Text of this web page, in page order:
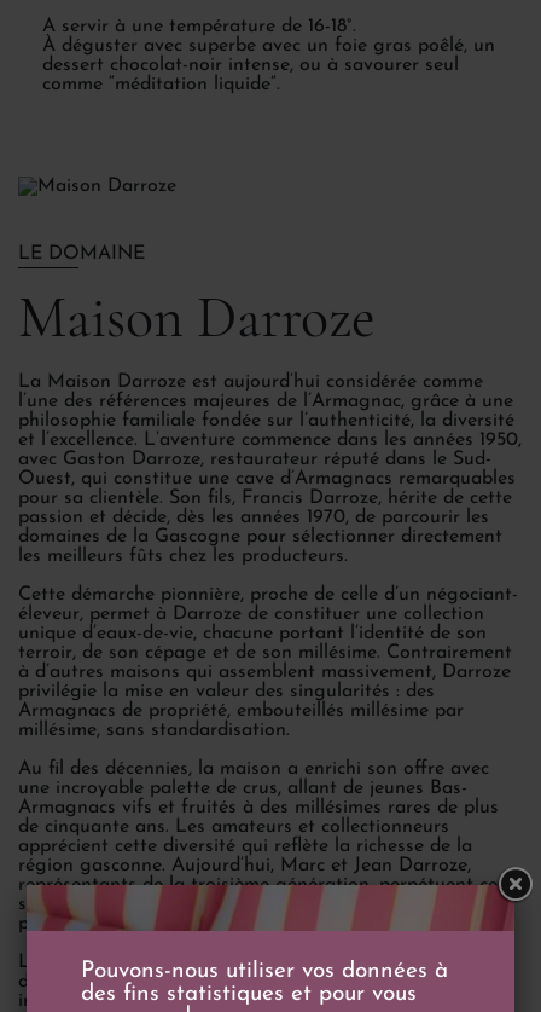
A servir à une température de 16-18°.
À déguster avec superbe avec un foie gras poêlé, un
dessert chocolat-noir intense, ou à savourer seul
comme “méditation liquide”.
LE DOMAINE
Maison Darroze
La Maison Darroze est aujourd’hui considérée comme
l’une des références majeures de l’Armagnac, grâce à une
philosophie familiale fondée sur l’authenticité, la diversité
et l’excellence. L’aventure commence dans les années 1950,
avec Gaston Darroze, restaurateur réputé dans le Sud-
Ouest, qui constitue une cave d’Armagnacs remarquables
pour sa clientèle. Son fils, Francis Darroze, hérite de cette
passion et décide, dès les années 1970, de parcourir les
domaines de la Gascogne pour sélectionner directement
les meilleurs fûts chez les producteurs.
Cette démarche pionnière, proche de celle d’un négociant-
éleveur, permet à Darroze de constituer une collection
unique d’eaux-de-vie, chacune portant l’identité de son
terroir, de son cépage et de son millésime. Contrairement
à d’autres maisons qui assemblent massivement, Darroze
privilégie la mise en valeur des singularités : des
Armagnacs de propriété, embouteillés millésime par
millésime, sans standardisation.
Au fil des décennies, la maison a enrichi son offre avec
une incroyable palette de crus, allant de jeunes Bas-
Armagnacs vifs et fruités à des millésimes rares de plus
de cinquante ans. Les amateurs et collectionneurs
apprécient cette diversité qui reflète la richesse de la
région gasconne. Aujourd’hui, Marc et Jean Darroze,
représentants de la troisième génération, perpétuent ce
savoir-faire avec la même exigence et un sens affirmé du
partage.
La Maison Darroze s’illustre par une philosophie
d’élevage patiente : chaque fût est surveillé
individuellement, les mises en bouteilles se font sans
Pouvons-nous utiliser vos données à
des fins statistiques et pour vous